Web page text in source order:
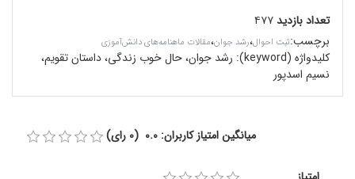
تعداد بازدید۴۷۷
برچسب:ثبت احوال،رشد جوان،مقالات ماهنامه‌های دانش‌آموزی
کلیدواژه (keyword):
رشد جوان، حال خوب زندگی، داستان تقویم،
نسیم اسدپور
میانگین امتیاز کاربران: 0.0 (0 رای)